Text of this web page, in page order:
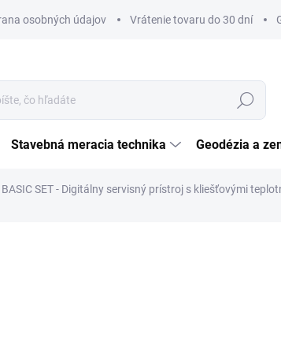
osobných údajov Vrátenie tovaru do 30 dní
Hľadať
Stavebná meracia technika Geodézia a
SET - Digitálny servisný prístroj s kliešťovými